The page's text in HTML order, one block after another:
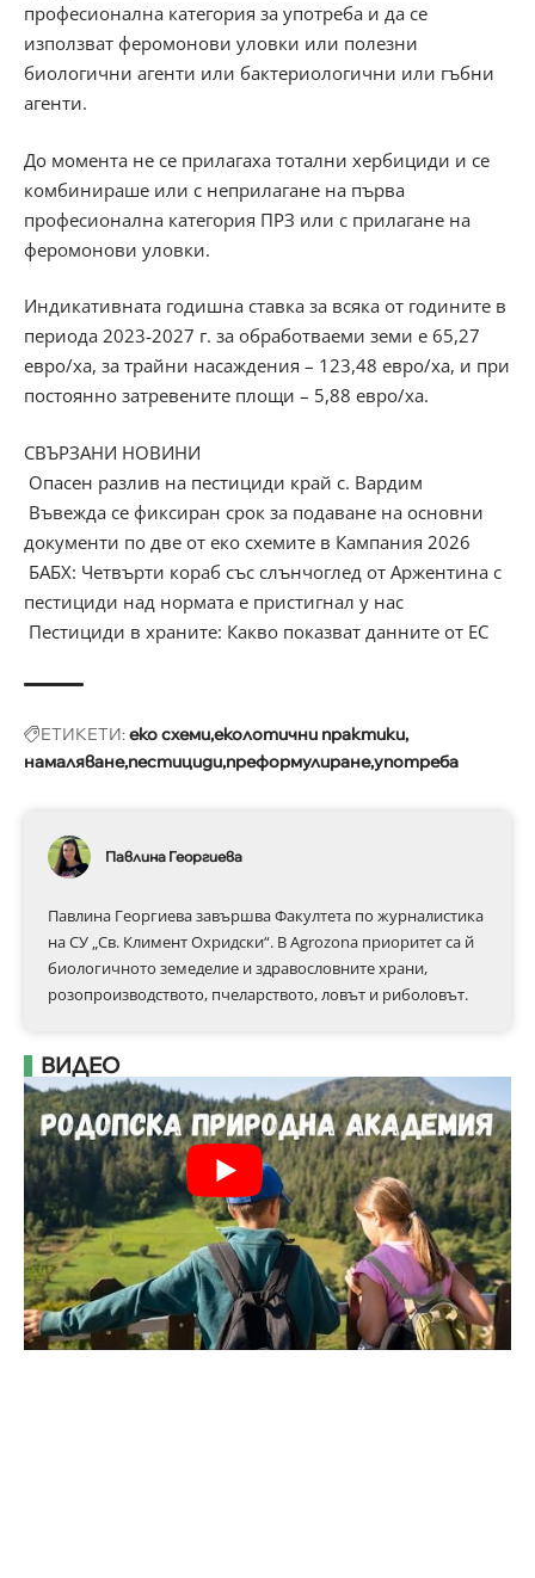
професионална категория за употреба и да се
използват феромонови уловки или полезни
биологични агенти или бактериологични или гъбни
агенти.
До момента не се прилагаха тотални хербициди и се
комбинираше или с неприлагане на първа
професионална категория ПРЗ или с прилагане на
феромонови уловки.
Индикативната годишна ставка за всяка от годините в
периода 2023-2027 г. за обработваеми земи е 65,27
евро/ха, за трайни насаждения – 123,48 евро/ха, и при
постоянно затревените площи – 5,88 евро/ха.
СВЪРЗАНИ НОВИНИ
Опасен разлив на пестициди край с. Вардим
Въвежда се фиксиран срок за подаване на основни
документи по две от еко схемите в Кампания 2026
БАБХ: Четвърти кораб със слънчоглед от Аржентина с
пестициди над нормата е пристигнал у нас
Пестициди в храните: Какво показват данните от ЕС
ЕТИКЕТИ:еко схемиеколотични практики
намаляване пестициди преформулиранеупотреба
Павлина Георгиева
Павлина Георгиева завършва Факултета по журналистика
на СУ „Св. Климент Охридски“. В Аgrozona приоритет са й
биологичното земеделие и здравословните храни,
розопроизводството, пчеларството, ловът и риболовът.
ВИДЕО